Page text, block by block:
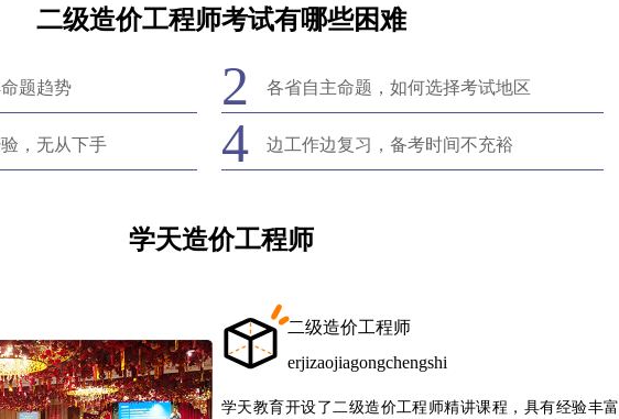
二级造价工程师考试有哪些困难
题趋势 2 各省自主命题，如何选择考试地区
，无从下手 4 边工作边复习，备考时间不充裕
学天造价工程师
二级造价工程师
erjizaojiagongchengshi
学天教育开设了二级造价工程师精讲课程，具有经验丰富